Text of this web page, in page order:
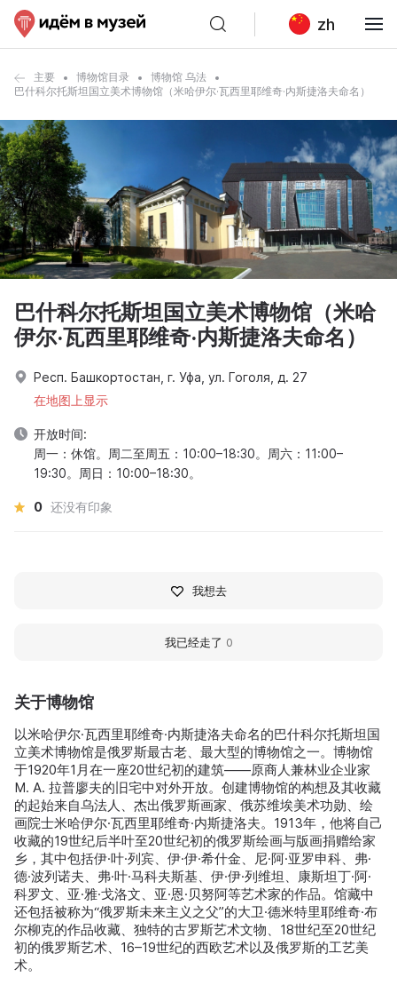
zh
主要 博物馆目录
博物馆 乌法
巴什科尔托斯坦国立美术博物馆（米哈伊尔·瓦西里耶维奇·内斯捷洛夫命名）
关于博物馆
以米哈伊尔·瓦西里耶维奇·内斯捷洛夫命名的巴什科尔托斯坦国
立美术博物馆是俄罗斯最古老、最大型的博物馆之一。博物馆
于1920年1月在一座20世纪初的建筑——原商人兼林业企业家
M. A. 拉普廖夫的旧宅中对外开放。创建博物馆的构想及其收藏
的起始来自乌法人、杰出俄罗斯画家、俄苏维埃美术功勋、绘
画院士米哈伊尔·瓦西里耶维奇·内斯捷洛夫。1913年，他将自己
收藏的19世纪后半叶至20世纪初的俄罗斯绘画与版画捐赠给家
乡，其中包括伊·叶·列宾、伊·伊·希什金、尼·阿·亚罗申科、弗·
德·波列诺夫、弗·叶·马科夫斯基、伊·伊·列维坦、康斯坦丁·阿·
科罗文、亚·雅·戈洛文、亚·恩·贝努阿等艺术家的作品。馆藏中
还包括被称为“俄罗斯未来主义之父”的大卫·德米特里耶维奇·布
尔柳克的作品收藏、独特的古罗斯艺术文物、18世纪至20世纪
初的俄罗斯艺术、16–19世纪的西欧艺术以及俄罗斯的工艺美
术。
巴什科尔托斯坦国立美术博物馆（米哈
伊尔·瓦西里耶维奇·内斯捷洛夫命名）
Респ. Башкортостан, г. Уфа, ул. Гоголя, д. 27
在地图上显示
开放时间:
周一：休馆。周二至周五：10:00–18:30。周六：11:00–
19:30。周日：10:00–18:30。
0 还没有印象
我想去
我已经走了 0